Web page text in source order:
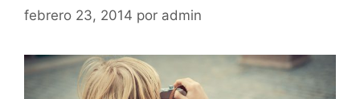
febrero 23, 2014 por admin